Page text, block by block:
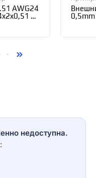
AWG24
5е
недоступна.